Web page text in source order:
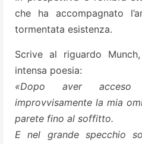
che ha accompagnato
tormentata esistenza.
Scrive al riguardo
intensa poesia:
«Dopo aver
improvvisamente la mia
parete fino al soffitto.
E nel grande specchio